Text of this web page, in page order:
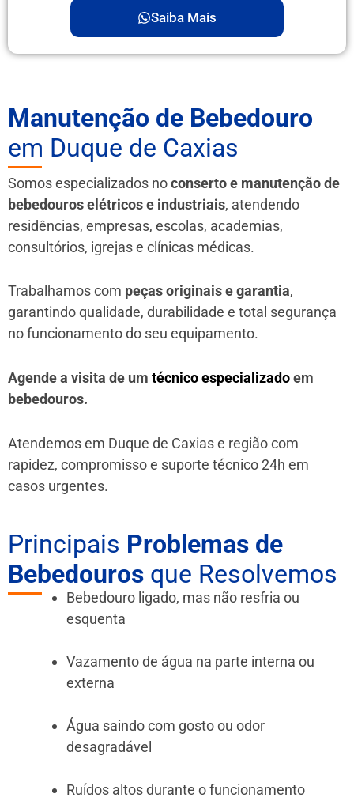
Saiba Mais
Manutenção de Bebedouro
em Duque de Caxias
Somos especializados noconserto e manutenção de
bebedouros elétricos e industriais, atendendo
residências, empresas, escolas, academias,
consultórios, igrejas e clínicas médicas.
Trabalhamos com peças originais e garantia,
garantindo qualidade, durabilidade e total segurança
no funcionamento do seu equipamento.
Agende a visita de um técnico especializadoem
bebedouros.
Atendemos em Duque de Caxias e regiãocom
rapidez, compromisso e suporte técnico 24h em
casos urgentes.
Principais Problemas de
Bebedouros que Resolvemos
Bebedouro ligado, mas não resfria ou
esquenta
Vazamento de água na parte interna ou
externa
Água saindo com gosto ou odor
desagradável
Ruídos altos durante o funcionamento